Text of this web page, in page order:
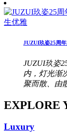
JUZUI玖姿25周
JUZUI玖姿
内，灯光渐
聚而散、由
EXPLORE
Luxury